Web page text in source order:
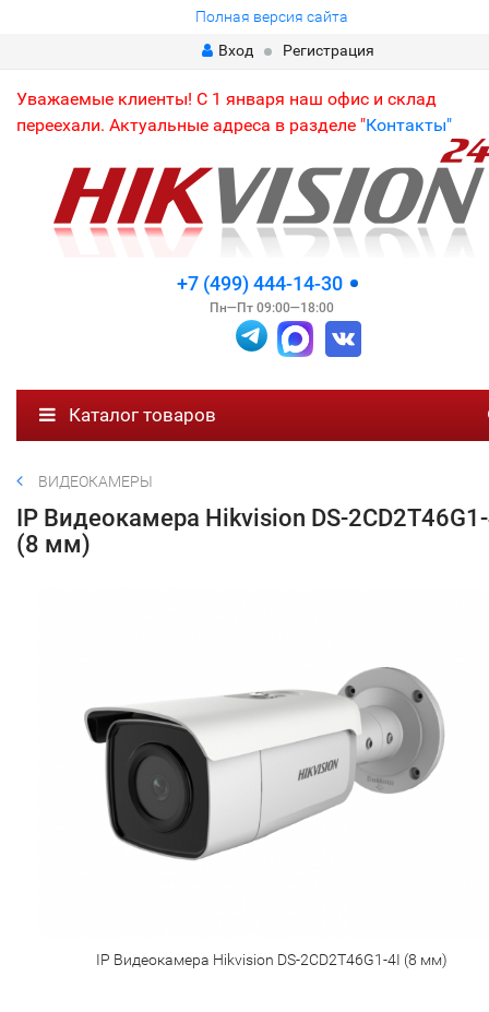
Полная версия сайта
Вход
Регистрация
Уважаемые клиенты! С 1 января наш офис и склад
переехали. Актуальные адреса в разделе "Контакты"
+7 (499) 444-14-30
Пн—Пт 09:00—18:00
Каталог товаров
ВИДЕОКАМЕРЫ
IP Видеокамера Hikvision DS-
(8 мм)
IP Видеокамера Hikvision DS-2CD2T46G1-4I (8 мм)